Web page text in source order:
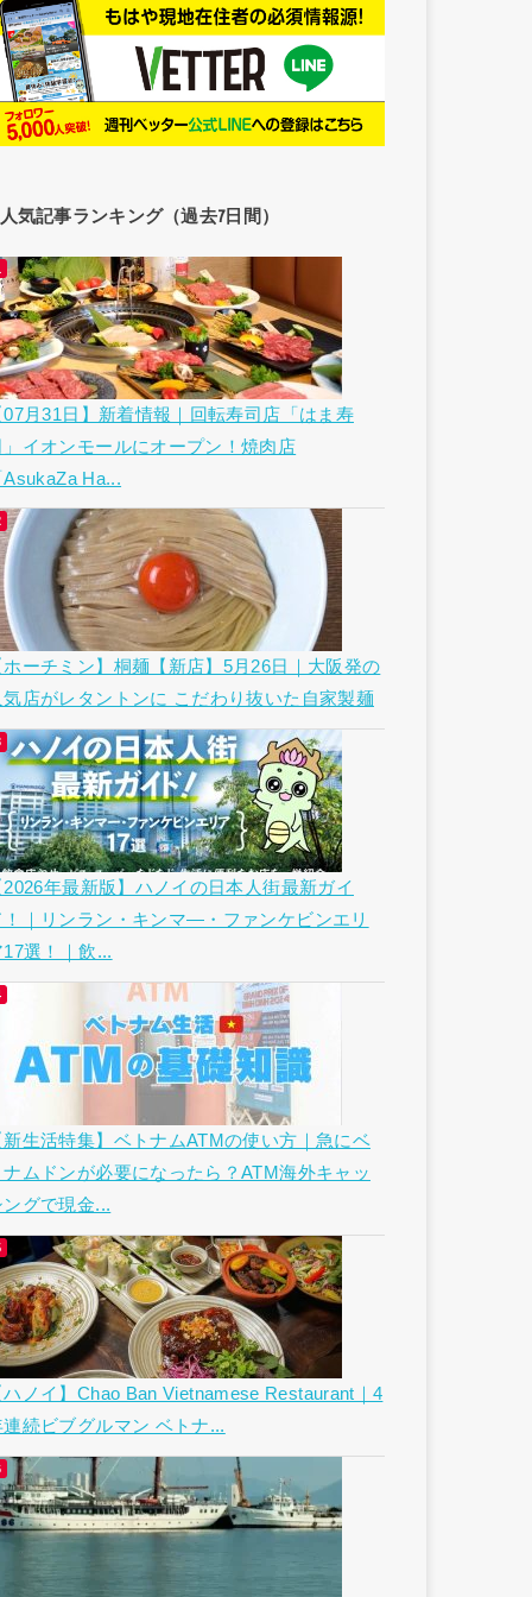
人気記事ランキング（過去7日間）
07月31日】新着情報｜回転寿司店「はま寿
」イオンモールにオープン！焼肉店
AsukaZa Ha...
ホーチミン】桐麺【新店】5月26日｜大阪発の
気店がレタントンに こだわり抜いた自家製麺
2026年最新版】ハノイの日本人街最新ガイ
！｜リンラン・キンマ―・ファンケビンエリ
17選！｜飲...
新生活特集】ベトナムATMの使い方｜急にベ
ナムドンが必要になったら？ATM海外キャッ
ングで現金...
ハノイ】Chao Ban Vietnamese Restaurant｜4
連続ビブグルマン ベトナ...